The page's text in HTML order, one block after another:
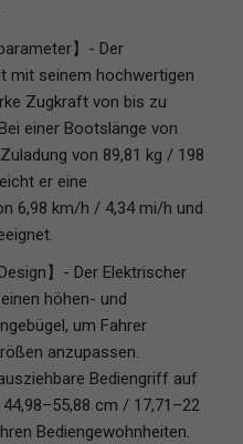
】- Der
mit seinem hochwertigen
Zugkraft von bis zu
einer Bootslänge von
von 89,81 kg / 198
er eine
6,98 km/h / 4,34 mi/h und
】- Der Elektrischer
höhen- und
um Fahrer
anzupassen.
Bediengriff auf
cm / 17,71–22
Bediengewohnheiten.